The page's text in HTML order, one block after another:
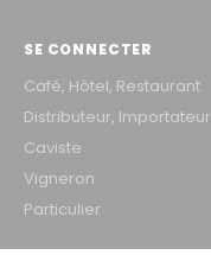
SE CONNECTER
Café, Hôtel, Restaurant
Distributeur, Importateur
Caviste
Vigneron
Particulier